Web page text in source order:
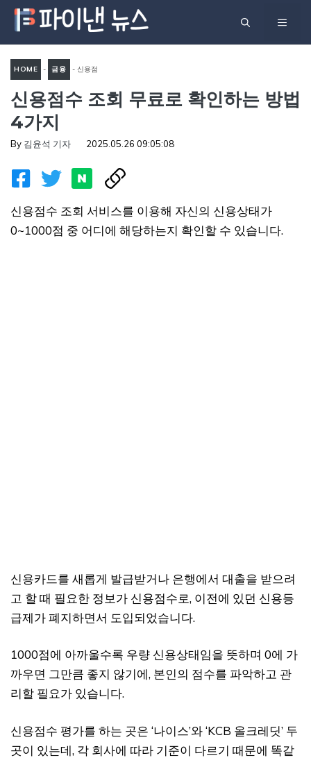
츠
기
메
HOME - 금융 - 신용점
수 조회 무료로 확인하는 방법
4가지
신용점수 조회 무료로 확인하는 방법
4가지
By 김윤석 기자 2025.05.26 09:05:08
신용점수 조회 서비스를 이용해 자신의 신용상태가
0~1000점 중 어디에 해당하는지 확인할 수 있습니다.
신용카드를 새롭게 발급받거나 은행에서 대출을 받으려
고 할 때 필요한 정보가 신용점수로, 이전에 있던 신용등
급제가 폐지하면서 도입되었습니다.
1000점에 아까울수록 우량 신용상태임을 뜻하며 0에 가
까우면 그만큼 좋지 않기에, 본인의 점수를 파악하고 관
리할 필요가 있습니다.
신용점수 평가를 하는 곳은 ‘나이스’와 ‘KCB 올크레딧’ 두
곳이 있는데, 각 회사에 따라 기준이 다르기 때문에 똑같